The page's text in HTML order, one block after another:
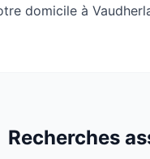
domicile à
Recherches